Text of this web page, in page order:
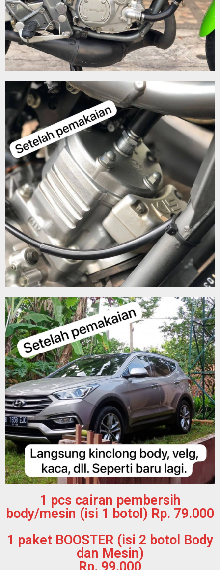
1 pcs cairan pembersih
body/mesin (isi 1 botol) Rp. 79.000
1 paket BOOSTER (isi 2 botol Body
dan Mesin)
Rp. 99.000